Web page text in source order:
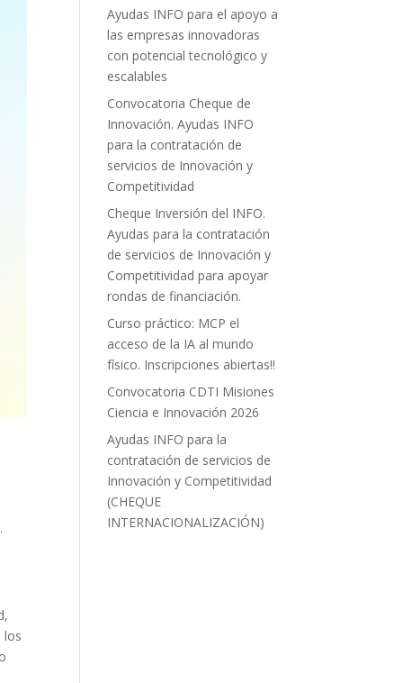
los
Ayudas INFO para el apoyo a
las empresas innovadoras
con potencial tecnológico y
escalables
Convocatoria Cheque de
Innovación. Ayudas INFO
para la contratación de
servicios de Innovación y
Competitividad
Cheque Inversión del INFO.
Ayudas para la contratación
de servicios de Innovación y
Competitividad para apoyar
rondas de financiación.
Curso práctico: MCP el
acceso de la IA al mundo
físico. Inscripciones abiertas!!
Convocatoria CDTI Misiones
Ciencia e Innovación 2026
Ayudas INFO para la
contratación de servicios de
Innovación y Competitividad
(CHEQUE
INTERNACIONALIZACIÓN)